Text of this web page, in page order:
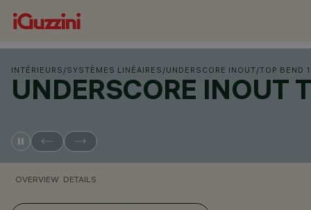
INTÉRIEURS /SYSTÈMES LINÉAIRES /UNDERSCORE INOUT/TOP BEND
UNDERSCORE INOUT
OVERVIEW DETAILS